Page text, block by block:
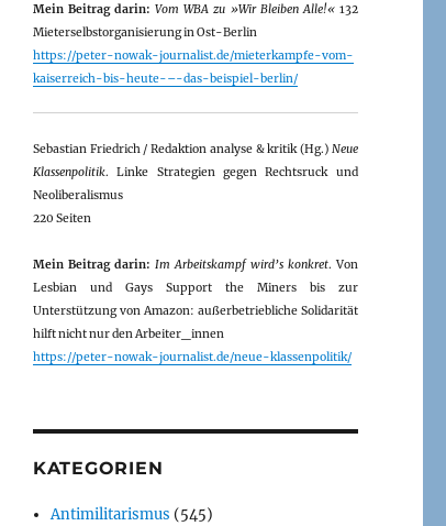
Mein Beitrag darin: Vom WBA zu »Wir Bleiben Alle!«132
Mieterselbstorganisierung in Ost-Berlin
https://peter-nowak-journalist.de/mieterkampfe-vom-
kaiserreich-bis-heute-–-das-beispiel-berlin/
Sebastian Friedrich / Redaktion analyse & kritik (Hg.) Neue
Klassenpolitik. Linke Strategien gegen Rechtsruck und
Neoliberalismus
220 Seiten
Mein Beitrag darin: Im Arbeitskampf wird’s konkret. Von
Lesbian und Gays Support the Miners bis zur
Unterstützung von Amazon: außerbetriebliche Solidarität
hilft nicht nur den Arbeiter_innen
https://peter-nowak-journalist.de/neue-klassenpolitik/
KATEGORIEN
Antimilitarismus (545)